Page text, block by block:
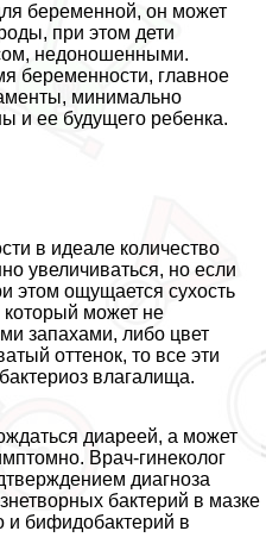
беременной, он может
при этом дети
недоношенными.
беременности, главное
минимально
и ее будущего ребенка.
в идеале количество
увеличиваться, но если
этом ощущается сухость
может не
запахами, либо цвет
оттенок, то все эти
влагалища.
диареей, а может
Врач-гинеколог
диагноза
бактерий в мазке
и бифидобактерий в